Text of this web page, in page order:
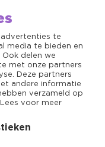
te
media te bieden en
delen we
met onze partners
Deze partners
andere informatie
verzameld op
voor meer